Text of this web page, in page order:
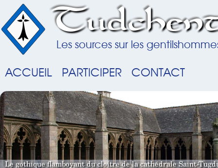
Les sources sur les
ACCUEIL PARTICIPER CONTACT
Le gothique flamboyant du cloître de la cathédrale Saint-